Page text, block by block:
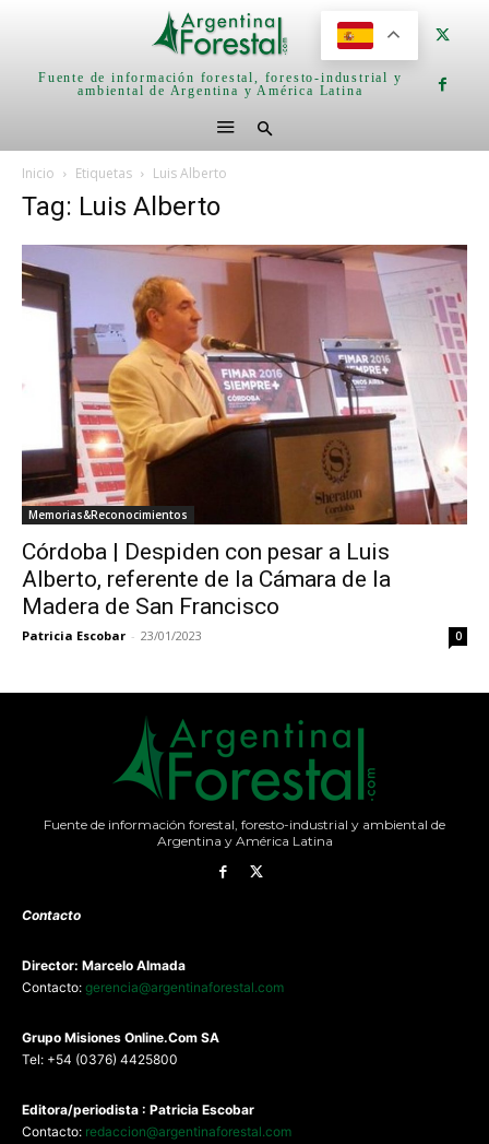
Fuente de información forestal, foresto-industrial y
ambiental de Argentina y América Latina
Inicio Etiquetas Luis Alberto
Tag: Luis Alberto
Memorias&Reconocimientos
Córdoba | Despiden con pesar a Luis
Alberto, referente de la Cámara de la
Madera de San Francisco
Patricia Escobar - 23/01/2023 0
Fuente de información forestal, foresto-industrial y ambiental de
Argentina y América Latina
Contacto
Director: Marcelo Almada
Contacto: gerencia@argentinaforestal.com
Grupo Misiones Online.Com SA
Tel: +54 (0376) 4425800
Editora/periodista : Patricia Escobar
Contacto: redaccion@argentinaforestal.com